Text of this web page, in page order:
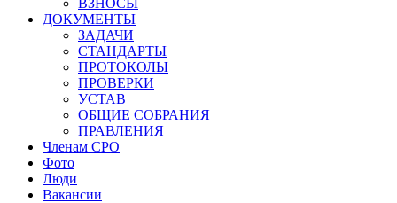
ВЗНОСЫ
ДОКУМЕНТЫ
ЗАДАЧИ
СТАНДАРТЫ
ПРОТОКОЛЫ
ПРОВЕРКИ
УСТАВ
ОБЩИЕ СОБРАНИЯ
ПРАВЛЕНИЯ
Членам СРО
Фото
Люди
Вакансии